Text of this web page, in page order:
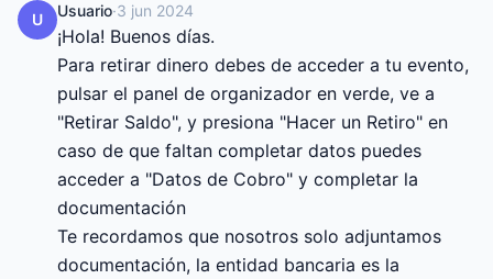
U Usuario·3 jun 2024
¡Hola! Buenos días.
Para retirar dinero debes de acceder a tu evento,
pulsar el panel de organizador en verde, ve a
"Retirar Saldo", y presiona "Hacer un Retiro" en
caso de que faltan completar datos puedes
acceder a "Datos de Cobro" y completar la
documentación
Te recordamos que nosotros solo adjuntamos
documentación, la entidad bancaria es la